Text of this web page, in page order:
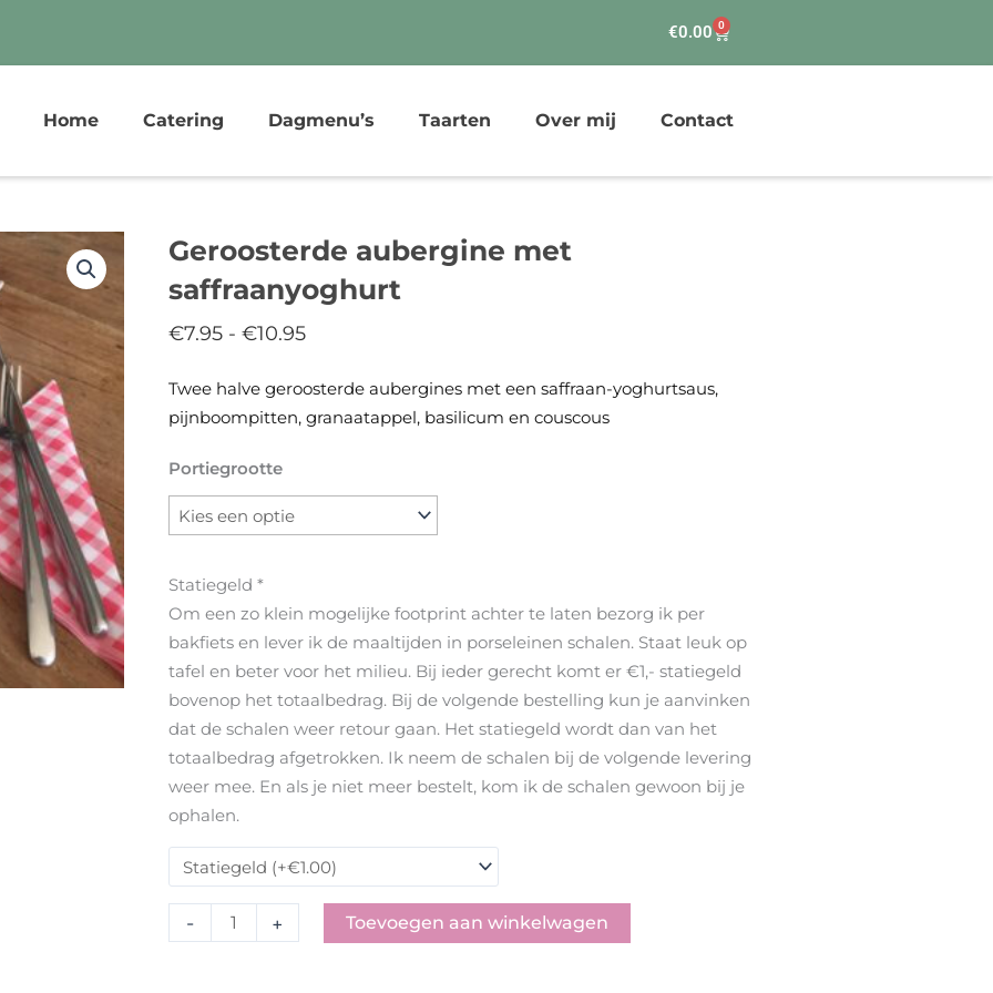
€0.00 0
Winkelwagen
Home Catering Dagmenu’s Taarten Over mij Contact
Geroosterde aubergine met
saffraanyoghurt
€7.95 - €10.95Prijsklasse:
tot
€10.95
Twee halve geroosterde aubergines met een saffraan-yoghurtsaus,
pijnboompitten, granaatappel, basilicum en couscous
Portiegrootte
Statiegeld *
Om een zo klein mogelijke footprint achter te laten bezorg ik per
bakfiets en lever ik de maaltijden in porseleinen schalen. Staat leuk op
tafel en beter voor het milieu. Bij ieder gerecht komt er €1,- statiegeld
bovenop het totaalbedrag. Bij de volgende bestelling kun je aanvinken
dat de schalen weer retour gaan. Het statiegeld wordt dan van het
totaalbedrag afgetrokken. Ik neem de schalen bij de volgende levering
weer mee. En als je niet meer bestelt, kom ik de schalen gewoon bij je
ophalen.
-
Geroosterde
aubergine
saffraanyoghurt
aantal
+ Toevoegen aan winkelwagen